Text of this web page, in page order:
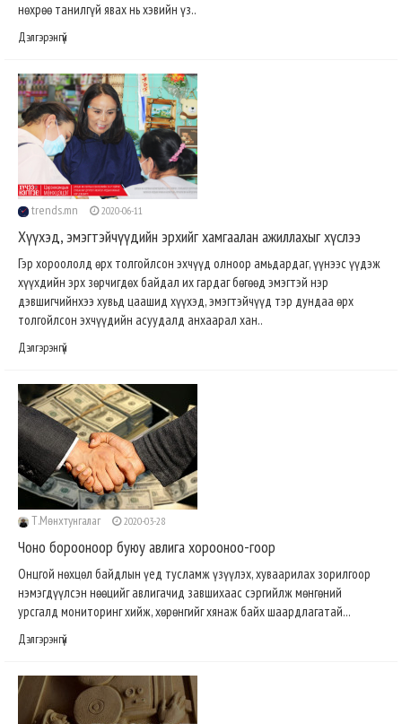
нѳхрѳѳ танилгүй явах нь хэвийн үз..
Дэлгэрэнгүй
trends.mn 2020-06-11
Хүүхэд, эмэгтэйчүүдийн эрхийг хамгаалан ажиллахыг хүслээ
Гэр хороололд өрх толгойлсон эхчүүд олноор амьдардаг, үүнээс үүдэж
хүүхдийн эрх зөрчигдөх байдал их гардаг бөгөөд эмэгтэй нэр
дэвшигчийнхээ хувьд цаашид хүүхэд, эмэгтэйчүүд тэр дундаа өрх
толгойлсон эхчүүдийн асуудалд анхаарал хан..
Дэлгэрэнгүй
Т.Мөнхтунгалаг 2020-03-28
Чоно борооноор буюу авлига хорооноо-гоор
Онцгой нөхцөл байдлын үед тусламж үзүүлэх, хуваарилах зорилгоор
нэмэгдүүлсэн нөөцийг авлигачид завшихаас сэргийлж мөнгөний
урсгалд мониторинг хийж, хөрөнгийг хянаж байх шаардлагатай...
Дэлгэрэнгүй